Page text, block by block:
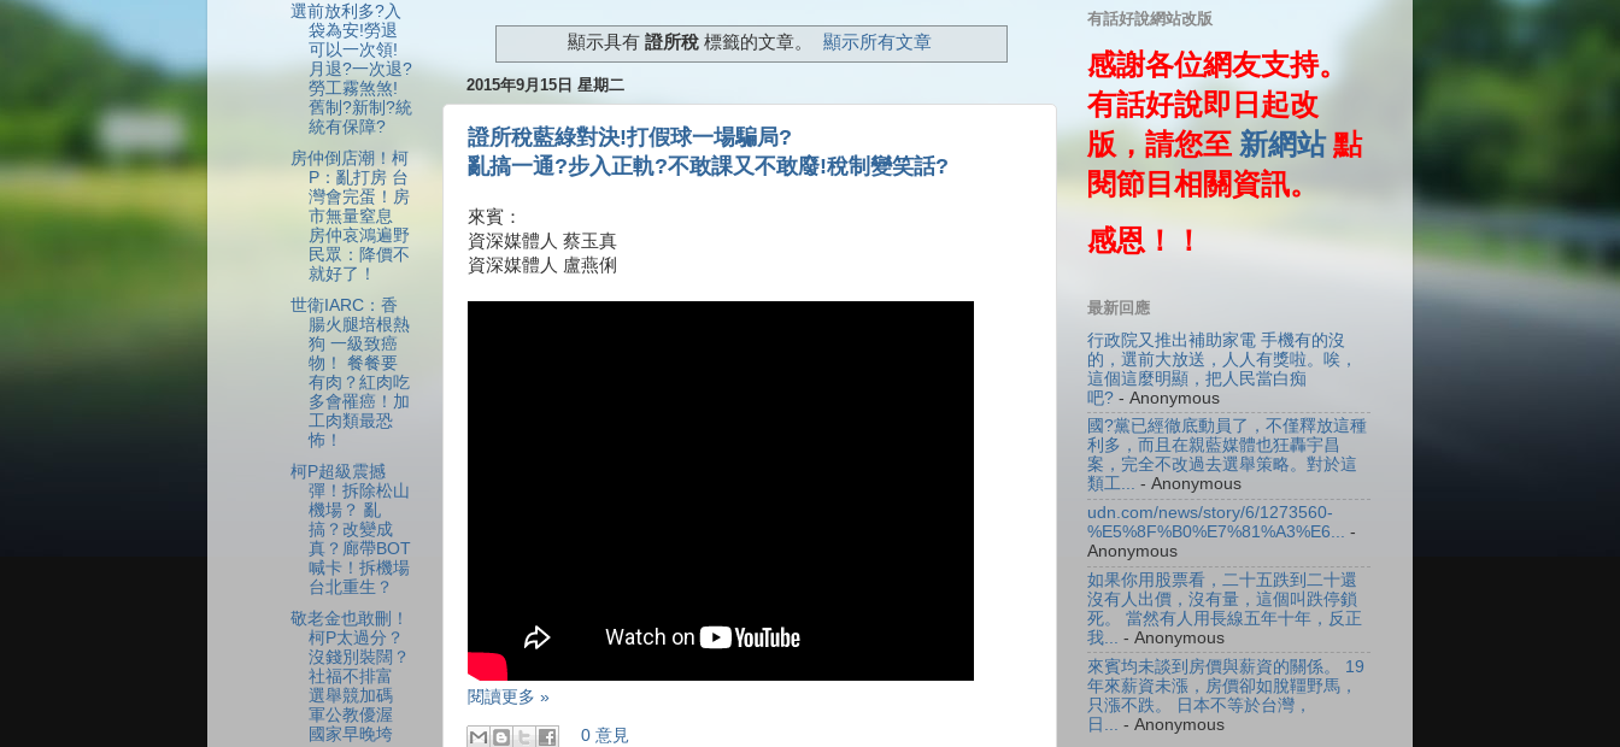
顯示具有 證所稅標籤的文章。 顯示所有文章
2015年9月15日 星期二
證所稅藍綠對決!打假球一場騙局?
亂搞一通?步入正軌?不敢課又不敢廢!稅制變笑話?
來賓：
資深媒體人 蔡玉真
資深媒體人 盧燕俐
閱讀更多 »
0 意見
選前放利多?入
袋為安!勞退
可以一次領!
月退?一次退?
勞工霧煞煞!
舊制?新制?統
統有保障?
房仲倒店潮！柯
P：亂打房 台
灣會完蛋！房
市無量窒息
房仲哀鴻遍野
民眾：降價不
就好了！
世衛IARC：香
腸火腿培根熱
狗 一級致癌
物！ 餐餐要
有肉？紅肉吃
多會罹癌！加
工肉類最恐
怖！
柯P超級震撼
彈！拆除松山
機場？ 亂
搞？改變成
真？廊帶BOT
喊卡！拆機場
台北重生？
敬老金也敢刪！
柯P太過分？
沒錢別裝闊？
社福不排富
選舉競加碼
軍公教優渥
國家早晚垮
有話好說網站改版
感謝各位網友支持。
有話好說即日起改
版，請您至 新網站點
閱節目相關資訊。
感恩！！
最新回應
行政院又推出補助家電 手機有的沒
的，選前大放送，人人有獎啦。唉，
這個這麼明顯，把人民當白痴
吧? - Anonymous
國?黨已經徹底動員了，不僅釋放這種
利多，而且在親藍媒體也狂轟宇昌
案，完全不改過去選舉策略。對於這
類工... - Anonymous
udn.com/news/story/6/1273560-
%E5%8F%B0%E7%81%A3%E6... -
Anonymous
如果你用股票看，二十五跌到二十還
沒有人出價，沒有量，這個叫跌停鎖
死。 當然有人用長線五年十年，反正
我...
- Anonymous
來賓均未談到房價與薪資的關係。 19
年來薪資未漲，房價卻如脫韁野馬，
只漲不跌。 日本不等於台灣，
日...
- Anonymous